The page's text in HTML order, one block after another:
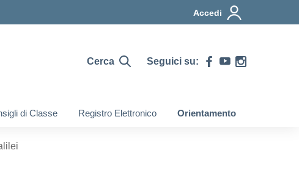
Accedi
Cerca Seguici su:
di Classe Registro Elettronico Orientamento